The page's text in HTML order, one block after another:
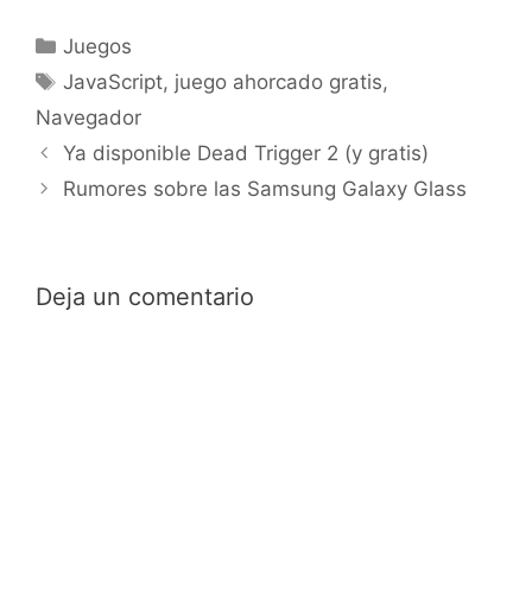
Categorías
Juegos
Etiquetas
JavaScript, juego ahorcado gratis,
Navegador
Ya disponible Dead Trigger 2 (y gratis)
Rumores sobre las Samsung Galaxy Glass
Deja un comentario